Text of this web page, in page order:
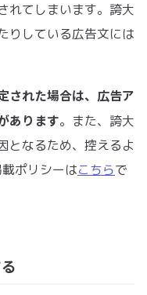
れてしまいます。誇大
りしている広告文には
された場合は、広告ア
あります。また、誇大
となるため、控えるよ
ポリシーはこちらで